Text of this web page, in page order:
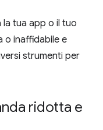
la tua app o il tuo
o inaffidabile e
strumenti per
ridotta e